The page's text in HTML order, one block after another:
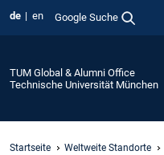
de en Google Suche
TUM Global & Alumni Office
Technische Universität München
Startseite Weltweite Standorte